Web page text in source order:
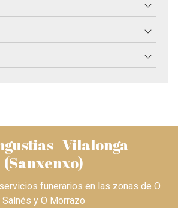
| Vilalonga
(Sanxenxo)
funerarios en las zonas de O
Salnés y O Morrazo